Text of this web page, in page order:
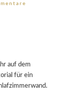
auf dem
für ein